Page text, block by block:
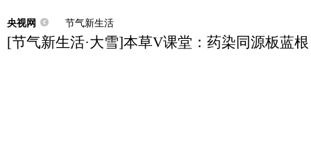
央视网 节气新生活
[节气新生活·大雪]本草V课堂：药染同源板蓝